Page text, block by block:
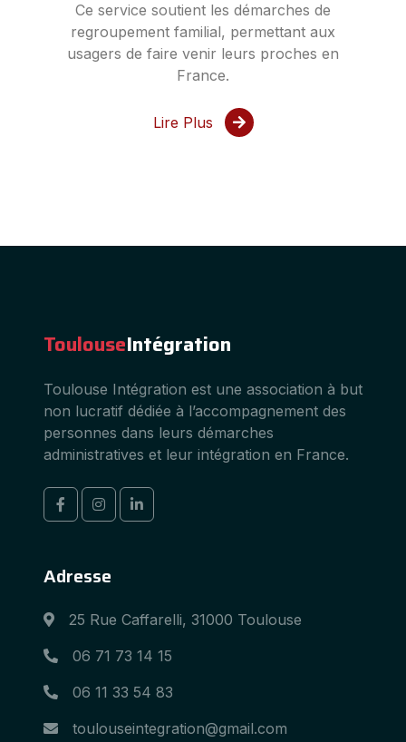
Ce service soutient les démarches de
regroupement familial, permettant aux
usagers de faire venir leurs proches en
France.
Lire Plus
ToulouseIntégration
Toulouse Intégration est une association à but
non lucratif dédiée à l’accompagnement des
personnes dans leurs démarches
administratives et leur intégration en France.
Adresse
25 Rue Caffarelli, 31000 Toulouse
06 71 73 14 15
06 11 33 54 83
toulouseintegration@gmail.com